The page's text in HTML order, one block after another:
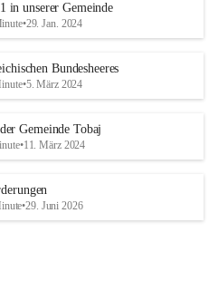
in unserer Gemeinde
•29. Jan. 2024
Bundesheeres
•5. März 2024
Gemeinde Tobaj
•11. März 2024
•29. Juni 2026